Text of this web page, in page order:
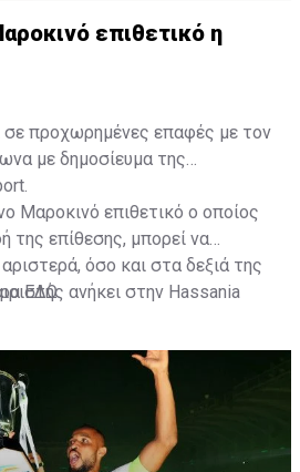
επιθετικό η
σε προχωρημένες επαφές με τον
με δημοσίευμα της
Μαροκινό επιθετικό ο οποίος
της επίθεσης, μπορεί να
όσο και στα δεξιά της
ανήκει στην Hassania
ΕΔΩ.